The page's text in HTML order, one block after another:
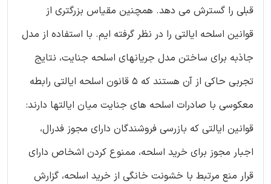
قبلی را گسترش می دهد. همچنین مقیاس بزرگتری از
قوانین اسلحه ایالتی را در نظر گرفته ایم. با استفاده از مدل
جاذبه برای ساختن مدل جریانهای اسلحه جنایت، نتایج
تجربی حاکی از آن هستند که 5 قانون اسلحه ایالتی رابطه
معکوسی با صادرات اسلحه های جنایت میان ایالتها دارند:
قوانین ایالتی که بازرسی فروشندگان دارای مجوز فدرال،
اجبار مجوز برای خرید اسلحه، ممنوع کردن اشخاص دارای
قرار منع مرتبط با خشونت خانگی از خرید اسلحه، گزارش